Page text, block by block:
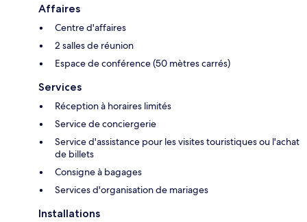
Affaires
Centre d'affaires
2 salles de réunion
Espace de conférence (50 mètres carrés)
Services
Réception à horaires limités
Service de conciergerie
Service d'assistance pour les visites touristiques ou l'achat
de billets
Consigne à bagages
Services d'organisation de mariages
Installations